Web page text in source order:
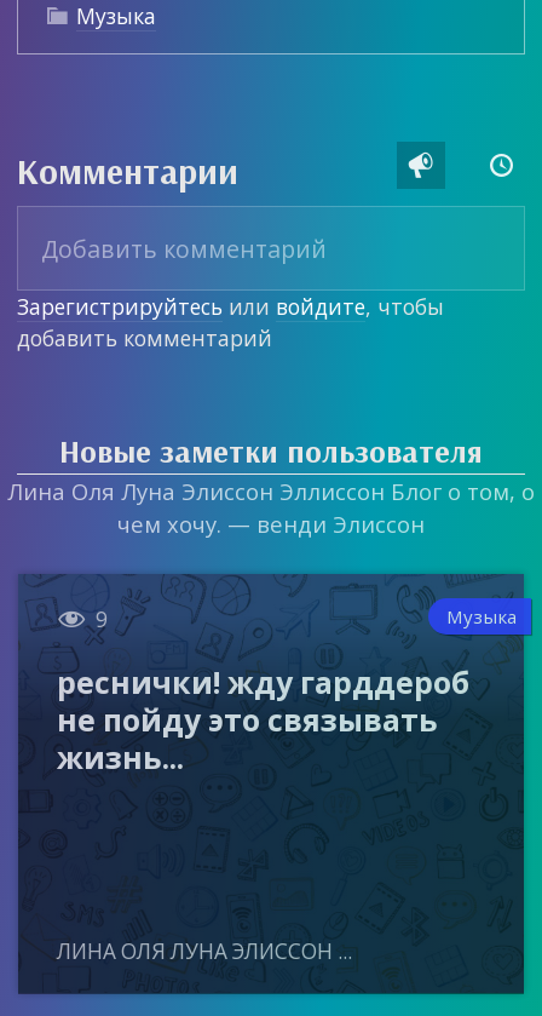
 Музыка
Комментарии  
Зарегистрируйтесь или войдите, чтобы
добавить комментарий
Новые заметки пользователя
Лина Оля Луна Элиссон Эллиссон Блог о том, о
чем хочу. — венди Элиссон
 9 Музыка
реснички! жду гарддероб
не пойду это связывать
жизнь...
ЛИНА ОЛЯ ЛУНА ЭЛИССОН ...